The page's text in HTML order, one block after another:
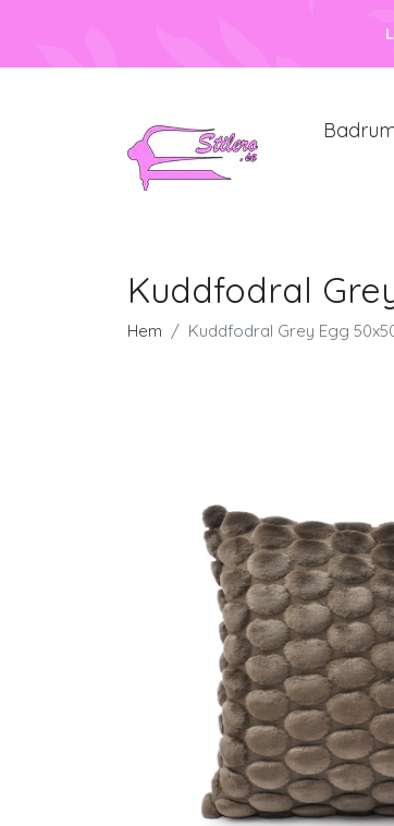
Kuddfodral
Hem Kuddfodral Grey Egg